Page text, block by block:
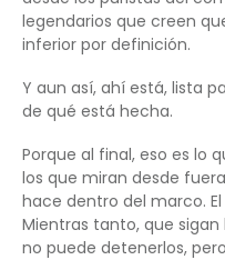
legendarios que creen
inferior por definición.
Y aun así, ahí está, lista
de qué está hecha.
Porque al final, eso es lo
los que miran desde
hace dentro del marco.
Mientras tanto, que sigan
no puede detenerlos,